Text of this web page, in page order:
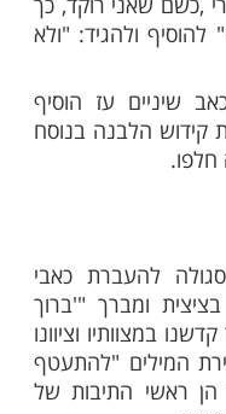
לכל
(הסטייפלר
שאני רוקד, כך
ולהגיד: "ולא
עז הוסיף
הלבנה בנוסח